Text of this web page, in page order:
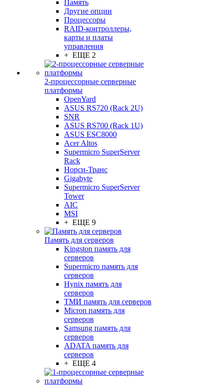
Память
Другие опции
Процессоры
RAID-контроллеры,
карты и платы
управления
+ ЕЩЕ 2
2-процессорные серверные
платформы
OpenYard
ASUS RS720 (Rack 2U)
SNR
ASUS RS700 (Rack 1U)
ASUS ESC8000
Acer Altos
Supermicro SuperServer
Rack
Норси-Транс
Gigabyte
Supermicro SuperServer
Tower
AIC
MSI
+ ЕЩЕ 9
Память для серверов
Kingston память для
серверов
Supermicro память для
серверов
Hynix память для
серверов
ТМИ память для серверов
Micron память для
серверов
Samsung память для
серверов
ADATA память для
серверов
+ ЕЩЕ 4